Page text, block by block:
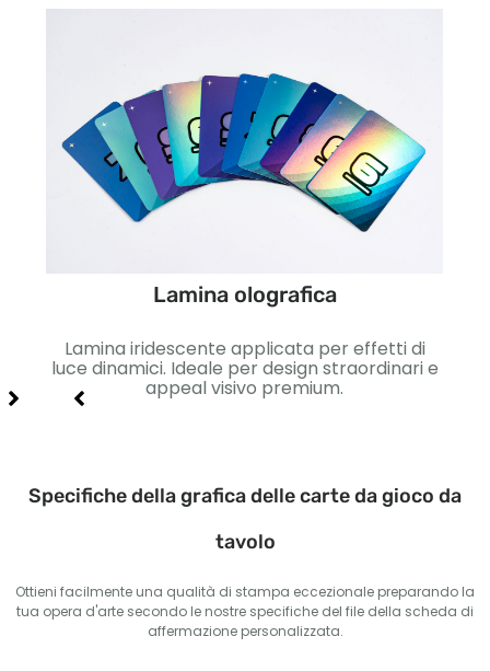
Lamina olografica
Lamina iridescente applicata per effetti di
luce dinamici. Ideale per design straordinari e
appeal visivo premium.
Specifiche della grafica delle carte da gioco da
tavolo
Ottieni facilmente una qualità di stampa eccezionale preparando la
tua opera d'arte secondo le nostre specifiche del file della scheda di
affermazione personalizzata.